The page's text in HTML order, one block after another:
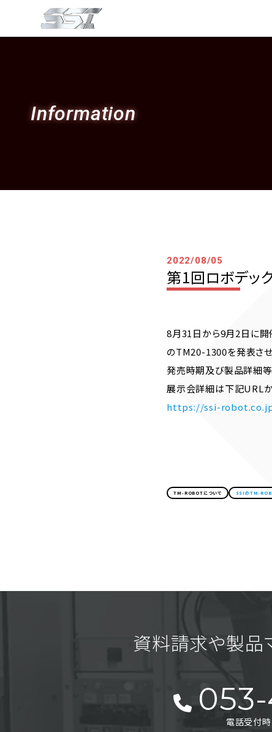
Information
2022/08/05
第1回ロボデッ
8月31日から9月2日に
のTM20-1300を発表させ
発売時期及び製品詳細等
展示会詳細は下記URLか
https://ssi-robot.co.jp/
TM-ROBOTについて SSIのTM-
資料請求や製品
053-
電話受付